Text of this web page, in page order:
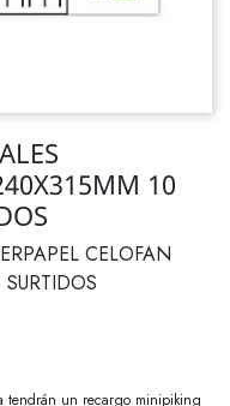
10
CELOFAN
tendrán un recargo minipiking